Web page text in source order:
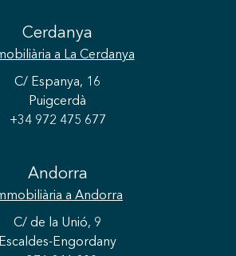
Cerdanya
a La Cerdanya
C/ Espanya, 16
Puigcerdà
+34 972 475 677
Andorra
a Andorra
C/ de la Unió, 9
Escaldes-Engordany
Acceptar totes